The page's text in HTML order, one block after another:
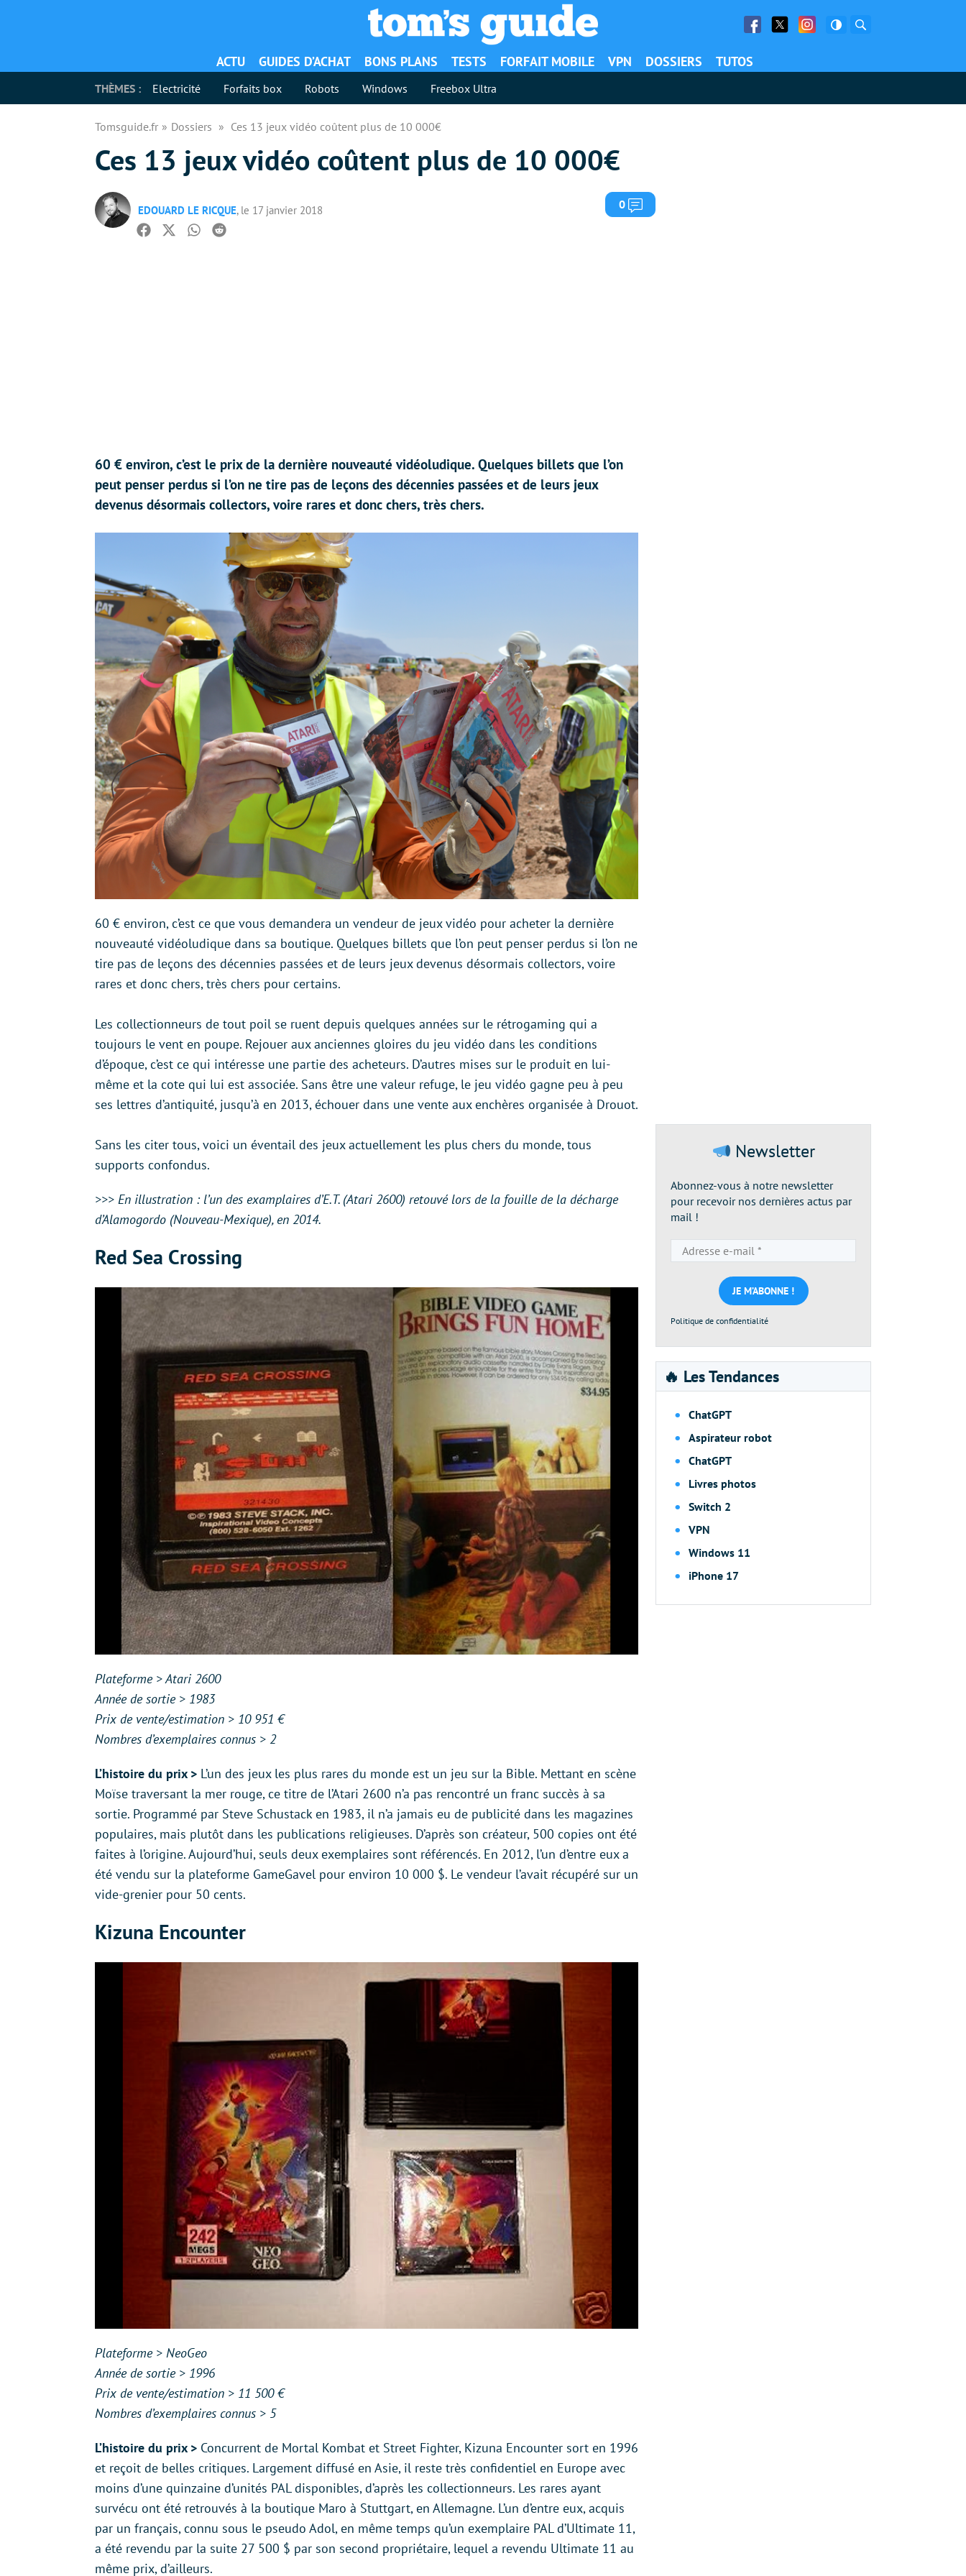
Facebook
Twitter Facebook
ACTU GUIDES D’ACHAT BONS PLANS TESTS FORFAIT MOBILE VPN DOSSIERS TUTOS
THÈMES : Electricité Forfaits box Robots Windows Freebox Ultra
Tomsguide.fr Dossiers Ces 13 jeux vidéo coûtent plus de 10 000€
Ces 13 jeux vidéo coûtent plus de 10 000€
EDOUARD LE RICQUE, le 17 janvier 2018 0 Commentaires
Facebook
TwitterWhatsapp
Reddit
60 € environ, c’est le prix de la dernière nouveauté vidéoludique. Quelques billets que l’on
peut penser perdus si l’on ne tire pas de leçons des décennies passées et de leurs jeux
devenus désormais collectors, voire rares et donc chers, très chers.
60 € environ, c’est ce que vous demandera un vendeur de jeux vidéo pour acheter la dernière
nouveauté vidéoludique dans sa boutique. Quelques billets que l’on peut penser perdus si l’on ne
tire pas de leçons des décennies passées et de leurs jeux devenus désormais collectors, voire
rares et donc chers, très chers pour certains.
Les collectionneurs de tout poil se ruent depuis quelques années sur le rétrogaming qui a
toujours le vent en poupe. Rejouer aux anciennes gloires du jeu vidéo dans les conditions
d’époque, c’est ce qui intéresse une partie des acheteurs. D’autres mises sur le produit en lui-
même et la cote qui lui est associée. Sans être une valeur refuge, le jeu vidéo gagne peu à peu
ses lettres d’antiquité, jusqu’à en 2013, échouer dans une vente aux enchères organisée à Drouot.
Sans les citer tous, voici un éventail des jeux actuellement les plus chers du monde, tous
supports confondus.
>>> En illustration : l’un des examplaires d’E.T. (Atari 2600) retouvé lors de la fouille de la décharge
d’Alamogordo (Nouveau-Mexique), en 2014.
Red Sea Crossing
Plateforme > Atari 2600
Année de sortie > 1983
Prix de vente/estimation > 10 951 €
Nombres d’exemplaires connus > 2
L’histoire du prix > L’un des jeux les plus rares du monde est un jeu sur la Bible. Mettant en scène
Moïse traversant la mer rouge, ce titre de l’Atari 2600 n’a pas rencontré un franc succès à sa
sortie. Programmé par Steve Schustack en 1983, il n’a jamais eu de publicité dans les magazines
populaires, mais plutôt dans les publications religieuses. D’après son créateur, 500 copies ont été
faites à l’origine. Aujourd’hui, seuls deux exemplaires sont référencés. En 2012, l’un d’entre eux a
été vendu sur la plateforme GameGavel pour environ 10 000 $. Le vendeur l’avait récupéré sur un
vide-grenier pour 50 cents.
Kizuna Encounter
Plateforme > NeoGeo
Année de sortie > 1996
Prix de vente/estimation > 11 500 €
Nombres d’exemplaires connus > 5
L’histoire du prix > Concurrent de Mortal Kombat et Street Fighter, Kizuna Encounter sort en 1996
et reçoit de belles critiques. Largement diffusé en Asie, il reste très confidentiel en Europe avec
moins d’une quinzaine d’unités PAL disponibles, d’après les collectionneurs. Les rares ayant
survécu ont été retrouvés à la boutique Maro à Stuttgart, en Allemagne. L’un d’entre eux, acquis
par un français, connu sous le pseudo Adol, en même temps qu’un exemplaire PAL d’Ultimate 11,
a été revendu par la suite 27 500 $ par son second propriétaire, lequel a revendu Ultimate 11 au
même prix, d’ailleurs.
Newsletter
Abonnez-vous à notre newsletter
pour recevoir nos dernières actus par
mail !
e-
mail
*
Politique de confidentialité
🔥 Les Tendances
ChatGPT
Aspirateur robot
ChatGPT
Livres photos
Switch 2
VPN
Windows 11
iPhone 17